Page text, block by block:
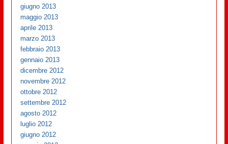
giugno 2013
maggio 2013
aprile 2013
marzo 2013
febbraio 2013
gennaio 2013
dicembre 2012
novembre 2012
ottobre 2012
settembre 2012
agosto 2012
luglio 2012
giugno 2012